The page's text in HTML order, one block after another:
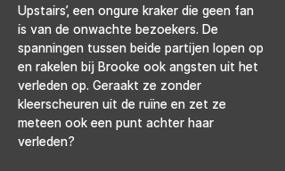
Upstairs’, een ongure kraker die geen fan
is van de onwachte bezoekers. De
spanningen tussen beide partijen lopen op
en rakelen bij Brooke ook angsten uit het
verleden op. Geraakt ze zonder
kleerscheuren uit de ruïne en zet ze
meteen ook een punt achter haar
verleden?